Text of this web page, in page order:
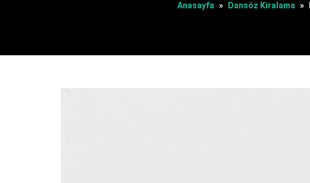
Anasayfa » Dansöz Kiralama »